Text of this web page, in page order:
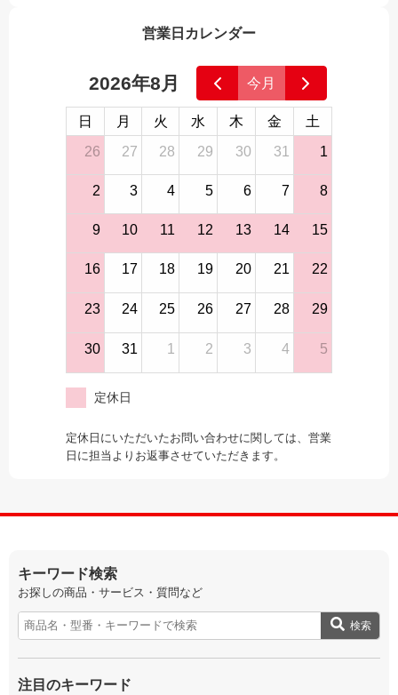
営業日カレンダー
2026年8月 今月
日 月 火 水 木 金
土
26
27 28 29 30 31 1
2 3 4 5 6 7 8
9 10 11 12 13 14 15
16 17 18 19 20 21 22
23 24 25 26 27 28 29
30 31 1 2 3 4 5
定休日
定休日にいただいたお問い合わせに関しては、営業
日に担当よりお返事させていただきます。
キーワード検索
お探しの商品・サービス・質問など
検索
注目のキーワード